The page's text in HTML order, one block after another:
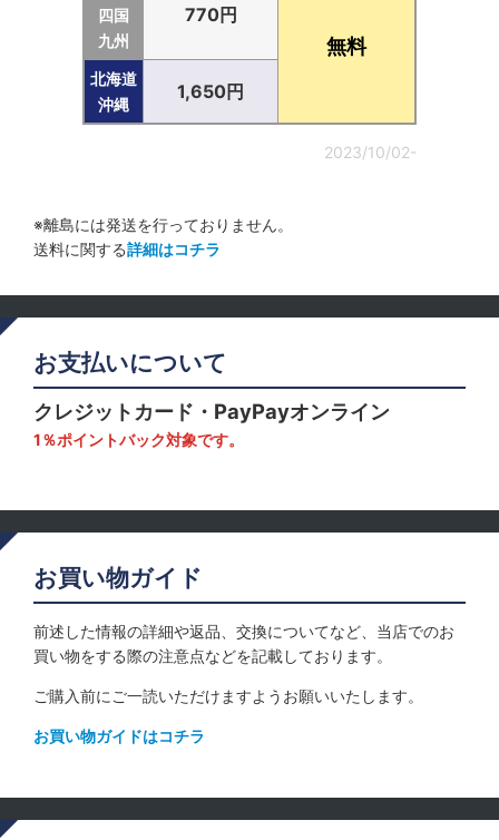
四国
九州
770円
無料
北海道
沖縄
1,650円
2023/10/02-
※離島には発送を行っておりません。
送料に関する詳細はコチラ
お支払いについて
クレジットカード・PayPayオンライン
1％ポイントバック対象です。
お買い物ガイド
前述した情報の詳細や返品、交換についてなど、当店でのお
買い物をする際の注意点などを記載しております。
ご購入前にご一読いただけますようお願いいたします。
お買い物ガイドはコチラ